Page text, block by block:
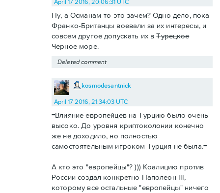
April 17 2016, 20:06:31 UTC
Ну, а Османам-то это зачем? Одно дело, пока
Франко-Британцы воевали за их интересы, и
совсем другое допускать их вТурецкое
Черное море.
Deleted comment
kosmodesantnick
April 17 2016, 21:34:03 UTC
=Влияние европейцев на Турцию было очень
высоко. До уровня криптоколонии конечно
же не доходило, но полностью
самостоятельным игроком Турция не была.=
А кто это "европейцы"? ))) Коалицию против
России создал конкретно Наполеон III,
которому все остальные "европейцы" ничего